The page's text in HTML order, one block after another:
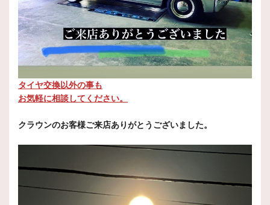
タイヤ交換以外の事も
お気軽に相談してください。
クラウンのお客様ご来店ありがとうございました。